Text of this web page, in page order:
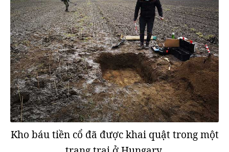
Kho báu tiền cổ đã được khai quật trong một